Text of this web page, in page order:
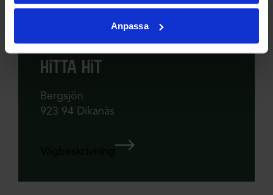
Anpassa
Köp fiskekort här
hitta hit
Bergsjön
923 94 Dikanäs